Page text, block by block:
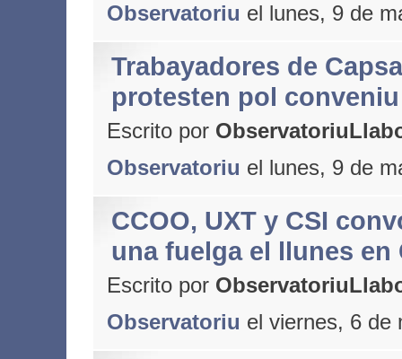
Observatoriu el lunes, 9 de
Trabayadores de Capsa
protesten pol
Escrito por
Observatoriu el lunes, 9 de
CCOO, UXT y CSI
una fuelga el llunes en
Escrito por
Observatoriu el viernes, 6 de